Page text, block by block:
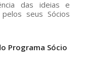
das ideias e
seus Sócios
Programa Sócio